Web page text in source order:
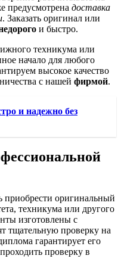
предусмотрена доставка
. Заказать оригинал или
и быстро.
техникума или
начало для любого
высокое качество
с нашей фирмой.
и надежно без
приобрести оригинальный
техникума или другого
изготовлены с
тщательную проверку на
гарантирует его
проверку в